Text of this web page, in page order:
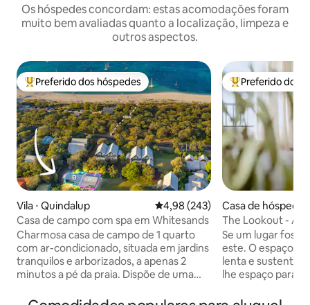
Os hóspedes concordam: estas acomodações foram
muito bem avaliadas quanto a localização, limpeza e
outros aspectos.
Entre os melhores preferidos dos hóspedes
Preferido dos hóspedes
Vila ⋅ Quindalup 4,98 de uma avaliação média de
4,98 (243)
Casa de campo com spa em Whitesands
Charmosa casa de campo de 1 quarto
com ar-condicionado, situada em jardins
tranquilos e arborizados, a apenas 2
minutos a pé da praia. Dispõe de uma
qualidade de hotel, banheiro espaçoso
Entre os
Preferido dos
Casa de
up River
The Lookout -
quarto e 1
Se um lugar
este. O espaço
lenta e
lhe espaço para
um pátio aberto,